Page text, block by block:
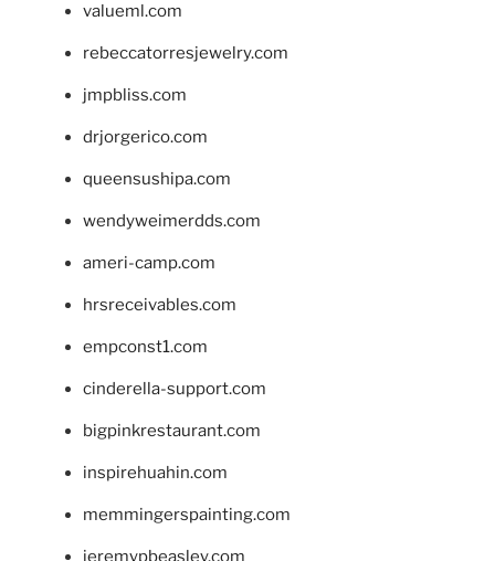
valueml.com
rebeccatorresjewelry.com
jmpbliss.com
drjorgerico.com
queensushipa.com
wendyweimerdds.com
ameri-camp.com
hrsreceivables.com
empconst1.com
cinderella-support.com
bigpinkrestaurant.com
inspirehuahin.com
memmingerspainting.com
jeremypbeasley.com